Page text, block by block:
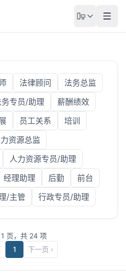
法律顾问
法务总监
务专员/助理
薪酬绩效
员工关系
培训
资源总监
人力资源专员/助理
经理助理 后勤
前台
/主管 行政专员/助理
1 页，共 24 项
1 下一页 ›